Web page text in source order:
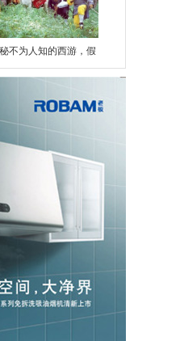
不为人知的西游，假